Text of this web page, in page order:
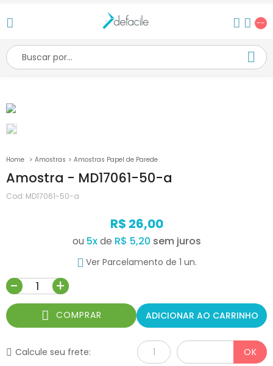
--
Amostras Amostras Papel de Parede
Amostra - MD17061-50-a
Cod: MD17061-50-a
R$ 26,00
ou 5xde R$ 5,20
Ver Parcelamento de 1 un.
- +
COMPRAR ADICIONAR AO CARRINHO
Calcule seu frete: